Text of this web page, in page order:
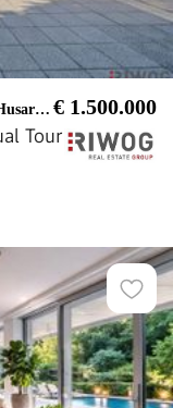
€ 1.500.000
Tour